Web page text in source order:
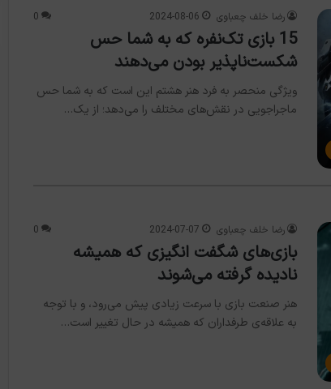
رضا خلف چعباوی 2024-08-06
0
15 بازی تک‌نفره که به شما حس
شکست‌ناپذیر بودن می‌دهند
ویژگی منحصر به فرد هنر هشتم این است که به شما حس
ماجراجویی در نقش‌های مختلف را می‌دهد؛ از یک…
رضا خلف چعباوی 2024-07-07
0
بازی‌های شگفت انگیزی که همیشه
نادیده گرفته می‌شوند
هنر صنعت بازی با سرعت زیادی پیش می‌رود، و با توجه
به علاقه‌ی طرفداران که همیشه در حال تغییر است…